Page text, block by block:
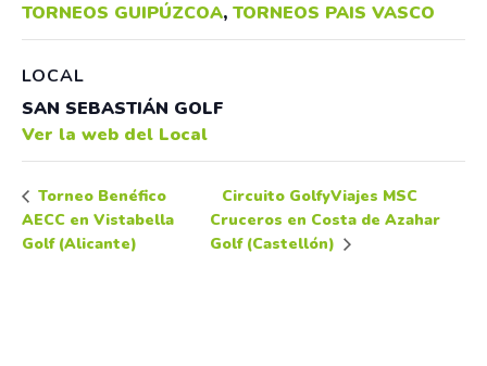
TORNEOS GUIPÚZCOA, TORNEOS PAIS VASCO
LOCAL
SAN SEBASTIÁN GOLF
Ver la web del Local
Torneo Benéfico
AECC en Vistabella
Golf (Alicante)
Circuito GolfyViajes MSC
Cruceros en Costa de Azahar
Golf (Castellón)